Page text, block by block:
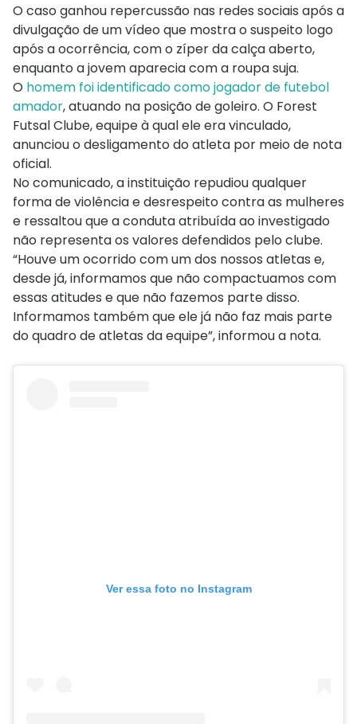
O caso ganhou repercussão nas redes sociais após a
divulgação de um vídeo que mostra o suspeito logo
após a ocorrência, com o zíper da calça aberto,
enquanto a jovem aparecia com a roupa suja.
O homem foi identificado como jogador de futebol
amador, atuando na posição de goleiro. O Forest
Futsal Clube, equipe à qual ele era vinculado,
anunciou o desligamento do atleta por meio de nota
oficial.
No comunicado, a instituição repudiou qualquer
forma de violência e desrespeito contra as mulheres
e ressaltou que a conduta atribuída ao investigado
não representa os valores defendidos pelo clube.
“Houve um ocorrido com um dos nossos atletas e,
desde já, informamos que não compactuamos com
essas atitudes e que não fazemos parte disso.
Informamos também que ele já não faz mais parte
do quadro de atletas da equipe”, informou a nota.
Ver essa foto no Instagram